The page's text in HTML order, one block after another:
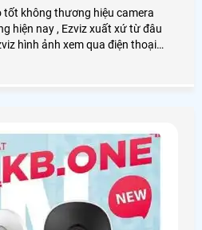
tốt không thương hiệu camera
hiện nay , Ezviz xuất xứ từ đâu
hình ảnh xem qua điện thoại